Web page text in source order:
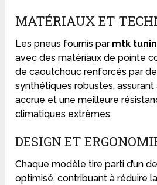
MATÉRIAUX ET
Les pneus fournis par mtk
avec des matériaux de pointe
de caoutchouc renforcés par
synthétiques robustes,
accrue et une meilleure
climatiques extrêmes.
DESIGN ET
Chaque modèle tire parti d’un
optimisé, contribuant à réduire